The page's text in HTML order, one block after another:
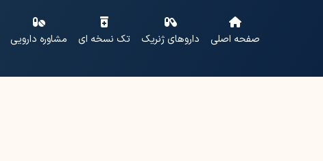
صفحه اصلی داروهای ژنریک تک نسخه ای مشاوره دارویی